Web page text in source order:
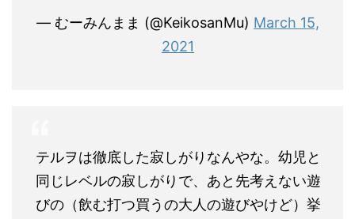
— むーみんまま (@KeikosanMu) March 15,
2021
テルヲは徹底した寂しがりなんやな。幼児と
同じレベルの寂しがりで、あと先考えない遊
びの（飲む打つ買うの大人の遊びやけど）挙